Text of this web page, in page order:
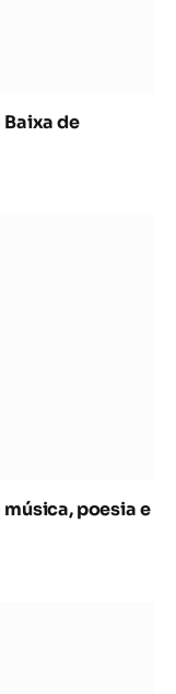
de
poesia e